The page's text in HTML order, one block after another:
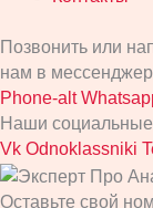
Позвонить или
нам в мессенджер
Phone-alt
Наши социальные
Vk Odnoklassniki
Оставьте свой